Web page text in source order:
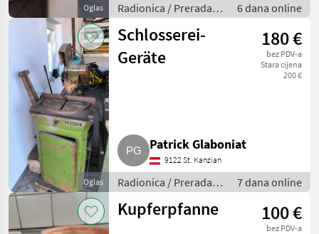
Oglas
Radionica / Prerada
metala
6 dana online
Oglas
Schlosserei-
Geräte
180 €
bez PDV-a
Stara cijena
200 €
Patrick Glaboniat
9122 St. Kanzian
Radionica / Prerada
metala
7 dana online
Kupferpfanne 100 €
bez PDV-a